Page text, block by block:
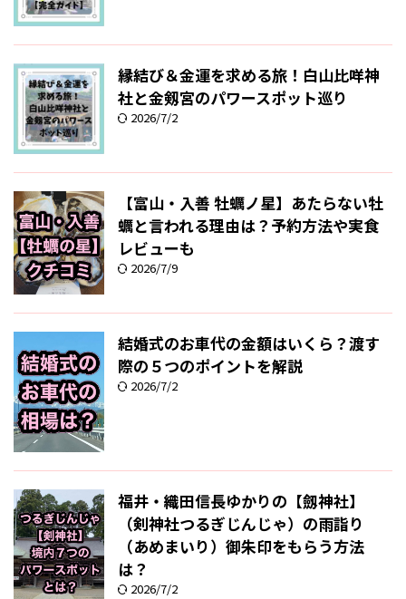
縁結び＆金運を求める旅！白山比咩神
社と金剱宮のパワースポット巡り
2026/7/2
【富山・入善 牡蠣ノ星】あたらない牡
蠣と言われる理由は？予約方法や実食
レビューも
2026/7/9
結婚式のお車代の金額はいくら？渡す
際の５つのポイントを解説
2026/7/2
福井・織田信長ゆかりの【劔神社】
（剣神社つるぎじんじゃ）の雨詣り
（あめまいり）御朱印をもらう方法
は？
2026/7/2